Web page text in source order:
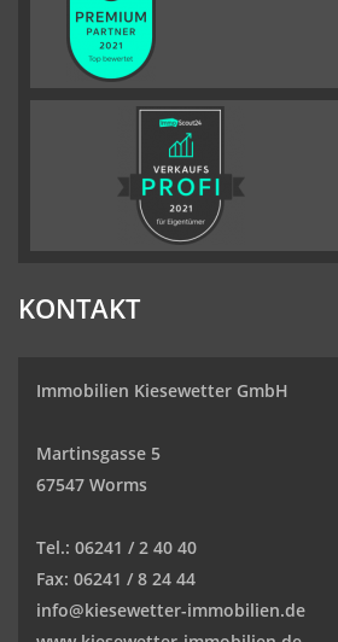
KONTAKT
Immobilien Kiesewetter GmbH
Martinsgasse 5
67547 Worms
Tel.: 06241 / 2 40 40
Fax: 06241 / 8 24 44
info@kiesewetter-immobilien.de